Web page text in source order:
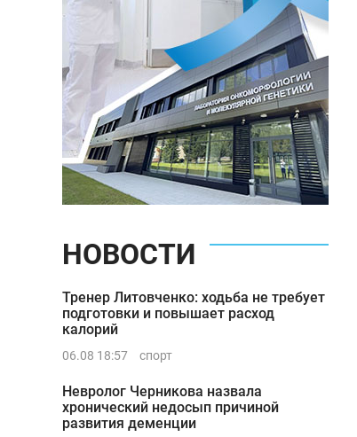
НОВОСТИ
Тренер Литовченко: ходьба не требует
подготовки и повышает расход
калорий
06.08 18:57 спорт
Невролог Черникова назвала
хронический недосып причиной
развития деменции